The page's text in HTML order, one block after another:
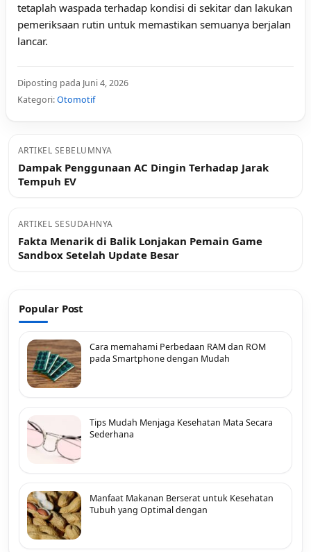
tetaplah waspada terhadap kondisi di sekitar dan lakukan
pemeriksaan rutin untuk memastikan semuanya berjalan
lancar.
Diposting pada Juni 4, 2026
Kategori:Otomotif
ARTIKEL SEBELUMNYA
Dampak Penggunaan AC Dingin Terhadap Jarak
Tempuh EV
ARTIKEL SESUDAHNYA
Fakta Menarik di Balik Lonjakan Pemain Game
Sandbox Setelah Update Besar
Popular Post
Cara memahami Perbedaan RAM dan ROM
pada Smartphone dengan Mudah
Tips Mudah Menjaga Kesehatan Mata Secara
Sederhana
Manfaat Makanan Berserat untuk Kesehatan
Tubuh yang Optimal dengan